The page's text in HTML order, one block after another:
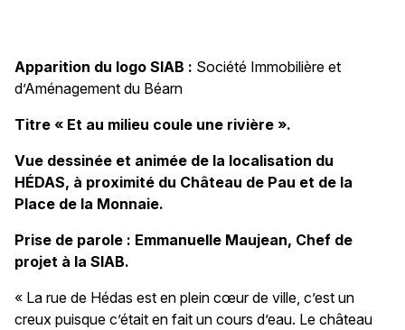
Apparition du logo SIAB : Société Immobilière et
d’Aménagement du Béarn
Titre « Et au milieu coule une rivière ».
Vue dessinée et animée de la localisation du
HÉDAS, à proximité du Château de Pau et de la
Place de la Monnaie.
Prise de parole : Emmanuelle Maujean, Chef de
projet à la SIAB.
« La rue de Hédas est en plein cœur de ville, c’est un
creux puisque c’était en fait un cours d’eau. Le château